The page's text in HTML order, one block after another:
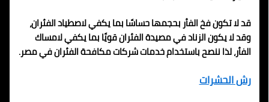
قد لا تكون فخ الفأر بحجمها حساسًا بما يكفي لاصطياد الفئران،
وقد لا يكون الزناد في مصيدة الفئران قويًا بما يكفي لامساك
الفأر، لذا ننصح باستخدام خدمات شركات مكافحة الفئران في مصر.
رش الحشرات